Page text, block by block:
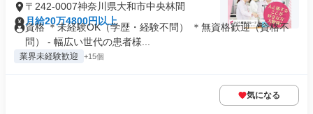
〒242-0007神奈川県大和市中央林間
月給20万4800円以上
資格 ＊未経験OK（学歴・経験不問） ＊無資格歓迎（資格不
問） - 幅広い世代の患者様...
業界未経験歓迎 +15個
気になる